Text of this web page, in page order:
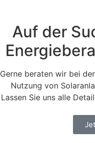
Auf der
Gerne beraten wir bei
Nutzung von
Lassen Sie uns alle